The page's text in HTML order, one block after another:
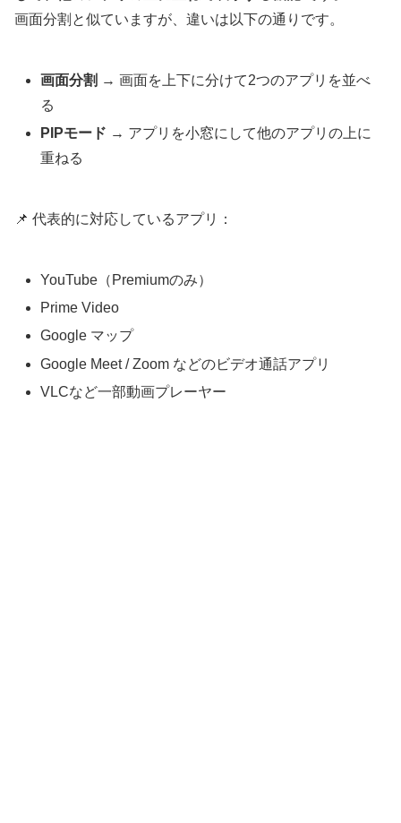
画面分割と似ていますが、違いは以下の通りです。
画面分割 → 画面を上下に分けて2つのアプリを並べ
る
PIPモード → アプリを小窓にして他のアプリの上に
重ねる
📌 代表的に対応しているアプリ：
YouTube（Premiumのみ）
Prime Video
Google マップ
Google Meet / Zoom などのビデオ通話アプリ
VLCなど一部動画プレーヤー